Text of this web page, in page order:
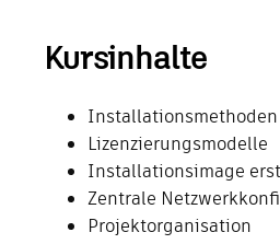
Kursinhalte
Installationsmethoden
Lizenzierungsmodelle
Installationsimage
Zentrale
Projektorganisation